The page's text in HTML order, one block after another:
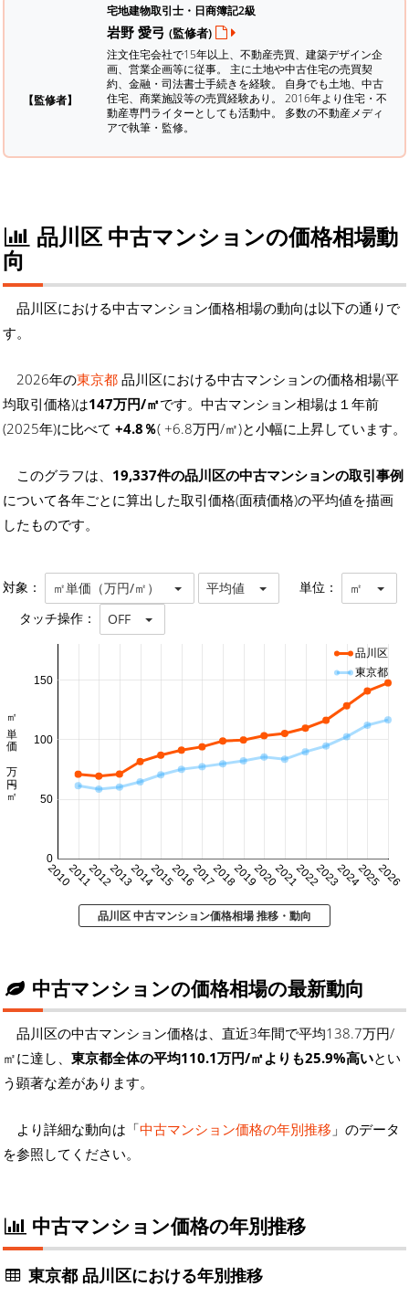
【監修者】
宅地建物取引士・日商簿記2級
岩野 愛弓 (監修者)
注文住宅会社で15年以上、不動産売買、建築デザイン企
画、営業企画等に従事。 主に土地や中古住宅の売買契
約、金融・司法書士手続きを経験。 自身でも土地、中古
住宅、商業施設等の売買経験あり。 2016年より住宅・不
動産専門ライターとしても活動中。 多数の不動産メディ
アで執筆・監修。
品川区 中古マンションの価格相場動
向
品川区における中古マンション価格相場の動向は以下の通りで
す。
2026年の東京都 品川区における中古マンションの価格相場(平
均取引価格)は147万円/㎡です。中古マンション相場は１年前
(2025年)に比べて +4.8％( +6.8万円/㎡)と小幅に上昇しています。
このグラフは、 19,337件の品川区の中古マンションの取引事例
について各年ごとに算出した取引価格(面積価格)の平均値を描画
したものです。
対象： ㎡単価（万円/㎡） 平均値 単位： ㎡
タッチ操作： OFF
20102011201220132014201520162017201820192020202120222023202420252026
0
50
100
150
㎡単価 万円/㎡
品川区
東京都
品川区 中古マンション価格相場 推移・動向
中古マンションの価格相場の最新動向
品川区の中古マンション価格は、直近3年間で平均138.7万円/
㎡に達し、 東京都全体の平均110.1万円/㎡よりも25.9%高いとい
う顕著な差があります。
より詳細な動向は「中古マンション価格の年別推移 」のデータ
を参照してください。
中古マンション価格の年別推移
東京都 品川区における年別推移